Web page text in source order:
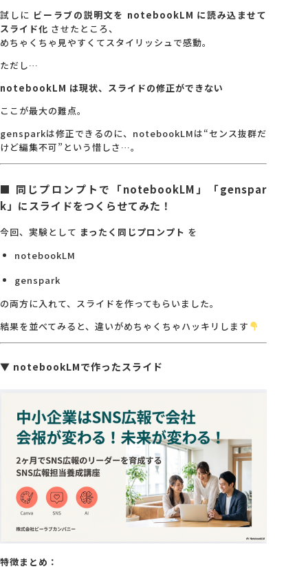
試しに ビーラブの説明文を notebookLM に読み込ませて
スライド化 させたところ、
めちゃくちゃ見やすくてスタイリッシュで感動。
ただし…
notebookLM は現状、スライドの修正ができない
ここが最大の難点。
gensparkは修正できるのに、notebookLMは“センス抜群だ
けど編集不可”という惜しさ…。
■ 同じプロンプトで「notebookLM」「genspar
k」にスライドをつくらせてみた！
今回、実験として まったく同じプロンプト を
notebookLM
genspark
の両方に入れて、スライドを作ってもらいました。
結果を並べてみると、違いがめちゃくちゃハッキリします
▼ notebookLMで作ったスライド
特徴まとめ：